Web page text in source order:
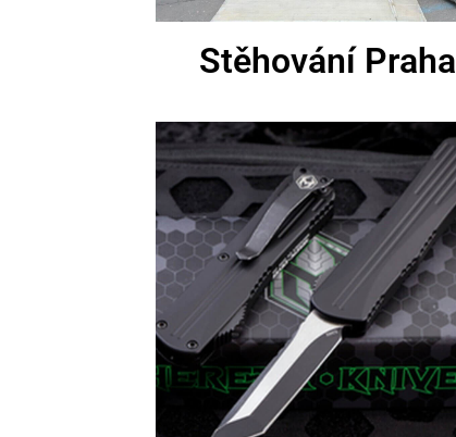
Stěhování Praha